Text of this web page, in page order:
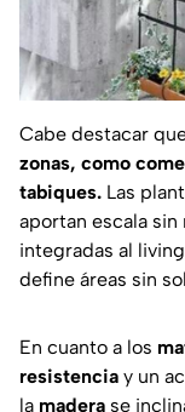
Cabe destacar
zonas, como
tabiques. Las
aportan escala sin
integradas al
define áreas sin
En cuanto a los
resistencia y un
la madera se